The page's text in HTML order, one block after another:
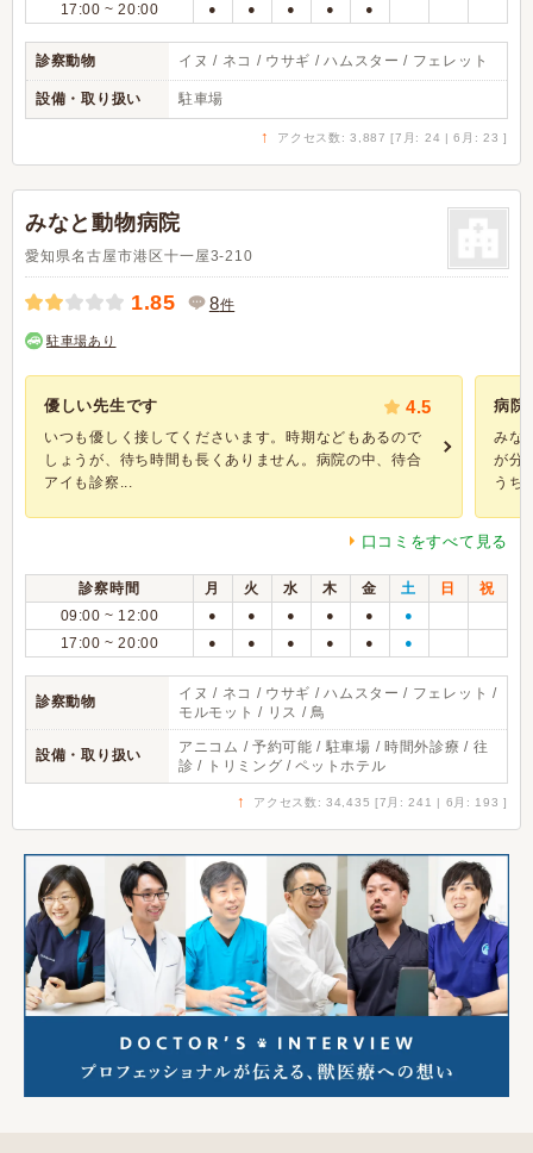
17:00 ~ 20:00 ● ● ● ● ●
診察動物 イヌ / ネコ / ウサギ / ハムスター / フェレット
設備・取り扱い 駐車場
↑ アクセス数: 3,887 [7月: 24 | 6月: 23 ]
みなと動物病院
愛知県名古屋市港区十一屋3-210
1.85 8件
駐車場あり
優しい先生です 4.5
いつも優しく接してくださいます。時期などもあるので
しょうが、待ち時間も長くありません。病院の中、待合
アイも診察...
病院
みな
が分
うち
口コミをすべて見る
診察時間 月 火 水 木 金 土 日
祝
09:00 ~ 12:00
● ● ● ● ● ●
17:00 ~ 20:00 ● ● ● ● ● ●
診察動物
イヌ / ネコ / ウサギ / ハムスター / フェレット /
モルモット / リス / 鳥
設備・取り扱い
アニコム / 予約可能 / 駐車場 / 時間外診療 / 往
診 / トリミング / ペットホテル
↑ アクセス数: 34,435 [7月: 241 | 6月: 193 ]